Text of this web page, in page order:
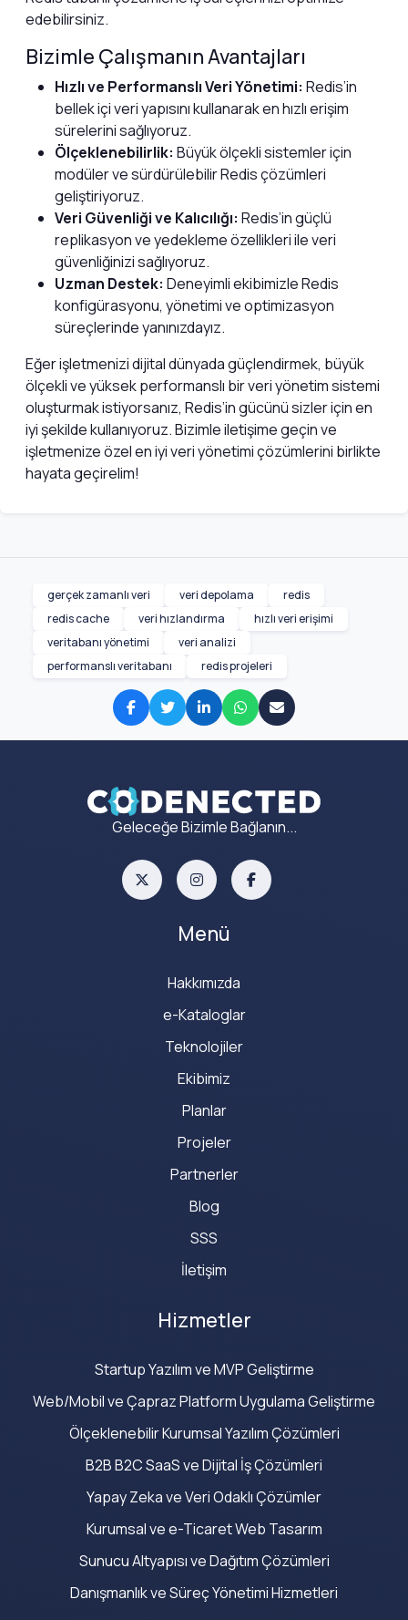
edebilirsiniz.
Bizimle Çalışmanın Avantajları
Hızlı ve Performanslı Veri Yönetimi: Redis’in
bellek içi veri yapısını kullanarak en hızlı erişim
sürelerini sağlıyoruz.
Ölçeklenebilirlik: Büyük ölçekli sistemler için
modüler ve sürdürülebilir Redis çözümleri
geliştiriyoruz.
Veri Güvenliği ve Kalıcılığı: Redis’in güçlü
replikasyon ve yedekleme özellikleri ile veri
güvenliğinizi sağlıyoruz.
Uzman Destek: Deneyimli ekibimizle Redis
konfigürasyonu, yönetimi ve optimizasyon
süreçlerinde yanınızdayız.
Eğer işletmenizi dijital dünyada güçlendirmek, büyük
ölçekli ve yüksek performanslı bir veri yönetim sistemi
oluşturmak istiyorsanız, Redis’in gücünü sizler için en
iyi şekilde kullanıyoruz. Bizimle iletişime geçin ve
işletmenize özel en iyi veri yönetimi çözümlerini birlikte
hayata geçirelim!
gerçek zamanlı veri veri depolama
redis
redis cache
veri hızlandırma
hızlı veri erişimi
veritabanı yönetimi
veri analizi
performanslı veritabanı
redis projeleri
Geleceğe Bizimle Bağlanın...
Menü
Hakkımızda
e-Kataloglar
Teknolojiler
Ekibimiz
Planlar
Projeler
Partnerler
Blog
SSS
İletişim
Hizmetler
Startup Yazılım ve MVP Geliştirme
Web/Mobil ve Çapraz Platform Uygulama Geliştirme
Ölçeklenebilir Kurumsal Yazılım Çözümleri
B2B B2C SaaS ve Dijital İş Çözümleri
Yapay Zeka ve Veri Odaklı Çözümler
Kurumsal ve e-Ticaret Web Tasarım
Sunucu Altyapısı ve Dağıtım Çözümleri
Danışmanlık ve Süreç Yönetimi Hizmetleri